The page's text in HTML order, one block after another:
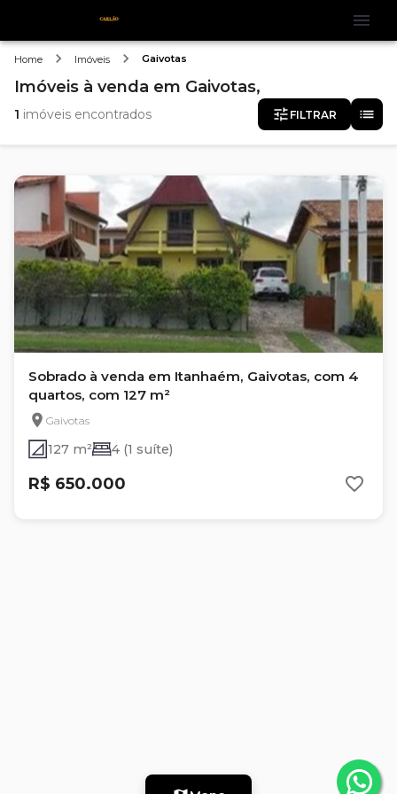
Home Imóveis Gaivotas
Imóveis à venda em Gaivotas,
1 imóveis encontrados FILTRAR
Sobrado à venda em Itanhaém, Gaivotas, com 4
quartos, com 127 m²
Gaivotas
127 m² 4 (1 suíte)
R$ 650.000